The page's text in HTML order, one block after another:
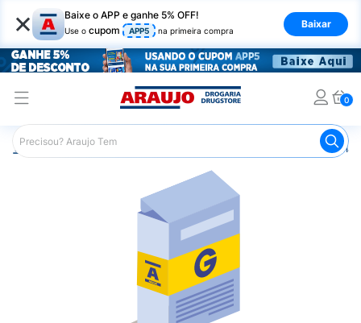
× Baixe o APP e ganhe 5% OFF!
Use o cupom APP5 na primeira compra
Baixar
0
Araujo Medicamentos